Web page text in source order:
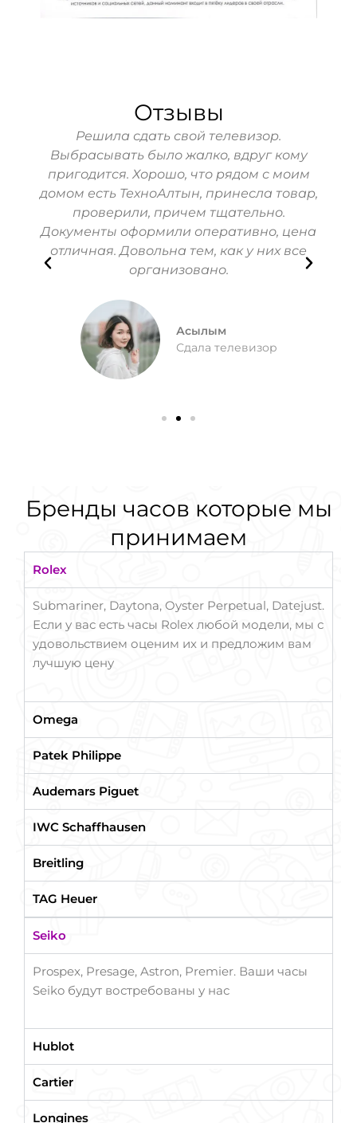
Отзывы
Решила сдать свой телевизор.
Выбрасывать было жалко, вдруг кому
пригодится. Хорошо, что рядом с моим
домом есть ТехноАлтын, принесла товар,
проверили, причем тщательно.
Документы оформили оперативно, цена
отличная. Довольна тем, как у них все
организовано.
Асылым
Сдала телевизор
Бренды часов которые мы
принимаем
Rolex
Submariner, Daytona, Oyster Perpetual, Datejust.
Если у вас есть часы Rolex любой модели, мы с
удовольствием оценим их и предложим вам
лучшую цену
Omega
Patek Philippe
Audemars Piguet
IWC Schaffhausen
Breitling
TAG Heuer
Seiko
Prospex, Presage, Astron, Premier. Ваши часы
Seiko будут востребованы у нас
Hublot
Cartier
Longines